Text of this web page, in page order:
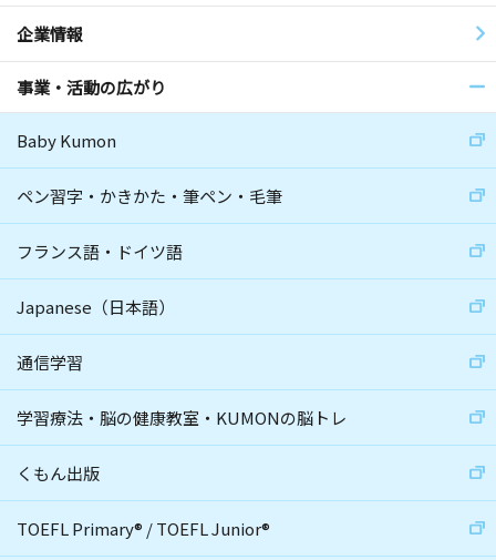
企業情報
事業・活動の広がり
Baby Kumon
ペン習字・かきかた・筆ペン・毛筆
フランス語・ドイツ語
Japanese（日本語）
通信学習
学習療法・脳の健康教室・KUMONの脳トレ
くもん出版
TOEFL Primary® /TOEFL Junior®